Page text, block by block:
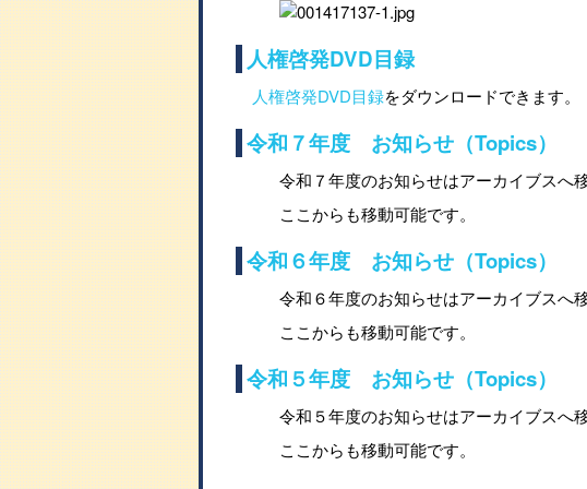
人権啓発DVD目録
人権啓発DVD目録をダウンロードできます。
令和７年度 お知らせ（Topics）
令和７年度のお知らせはアーカイブスへ
ここからも移動可能です。
令和６年度 お知らせ（Topics）
令和６年度のお知らせはアーカイブスへ
ここからも移動可能です。
令和５年度 お知らせ（Topics）
令和５年度のお知らせはアーカイブスへ
ここからも移動可能です。